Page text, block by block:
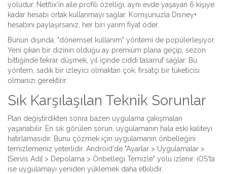
yoludur. Netflix'in aile profili özelliği, aynı evde yaşayan 6 kişiye
kadar hesabı ortak kullanmayı sağlar. Komşunuzla Disney+
hesabını paylaşırsanız, her biri yarım fiyat öder.
Bunun dışında, "dönemsel kullanım" yöntemi de popülerleşiyor.
Yeni çıkan bir dizinin olduğu ay premium plana geçip, sezon
bittiğinde tekrar düşmek, yıl içinde ciddi tasarruf sağlar. Bu
yöntem, sadık bir izleyici olmaktan çok, fırsatçı bir tüketicisi
olmanızı gerektirir.
Sık Karşılaşılan Teknik Sorunlar
Plan değiştirdikten sonra bazen uygulama çakışmaları
yaşanabilir. En sık görülen sorun, uygulamanın hala eski kaliteyi
hatırlamasıdır. Bunu çözmek için uygulamanın önbelleğini
temizlemeniz yeterlidir. Android'de "Ayarlar > Uygulamalar >
[Servis Adı] > Depolama > Önbelleği Temizle" yolu izlenir. iOS'ta
ise uygulamayı yeniden yüklemek daha etkilidir.